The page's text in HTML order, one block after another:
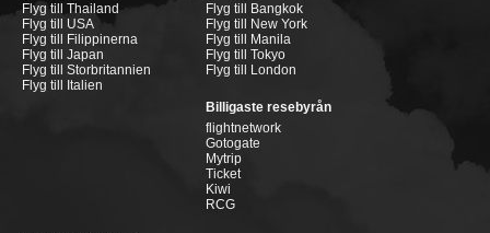
Flyg till Thailand
Flyg till USA
Flyg till Filippinerna
Flyg till Japan
Flyg till Storbritannien
Flyg till Italien
Flyg till Bangkok
Flyg till New York
Flyg till Manila
Flyg till Tokyo
Flyg till London
Billigaste resebyrån
flightnetwork
Gotogate
Mytrip
Ticket
Kiwi
RCG